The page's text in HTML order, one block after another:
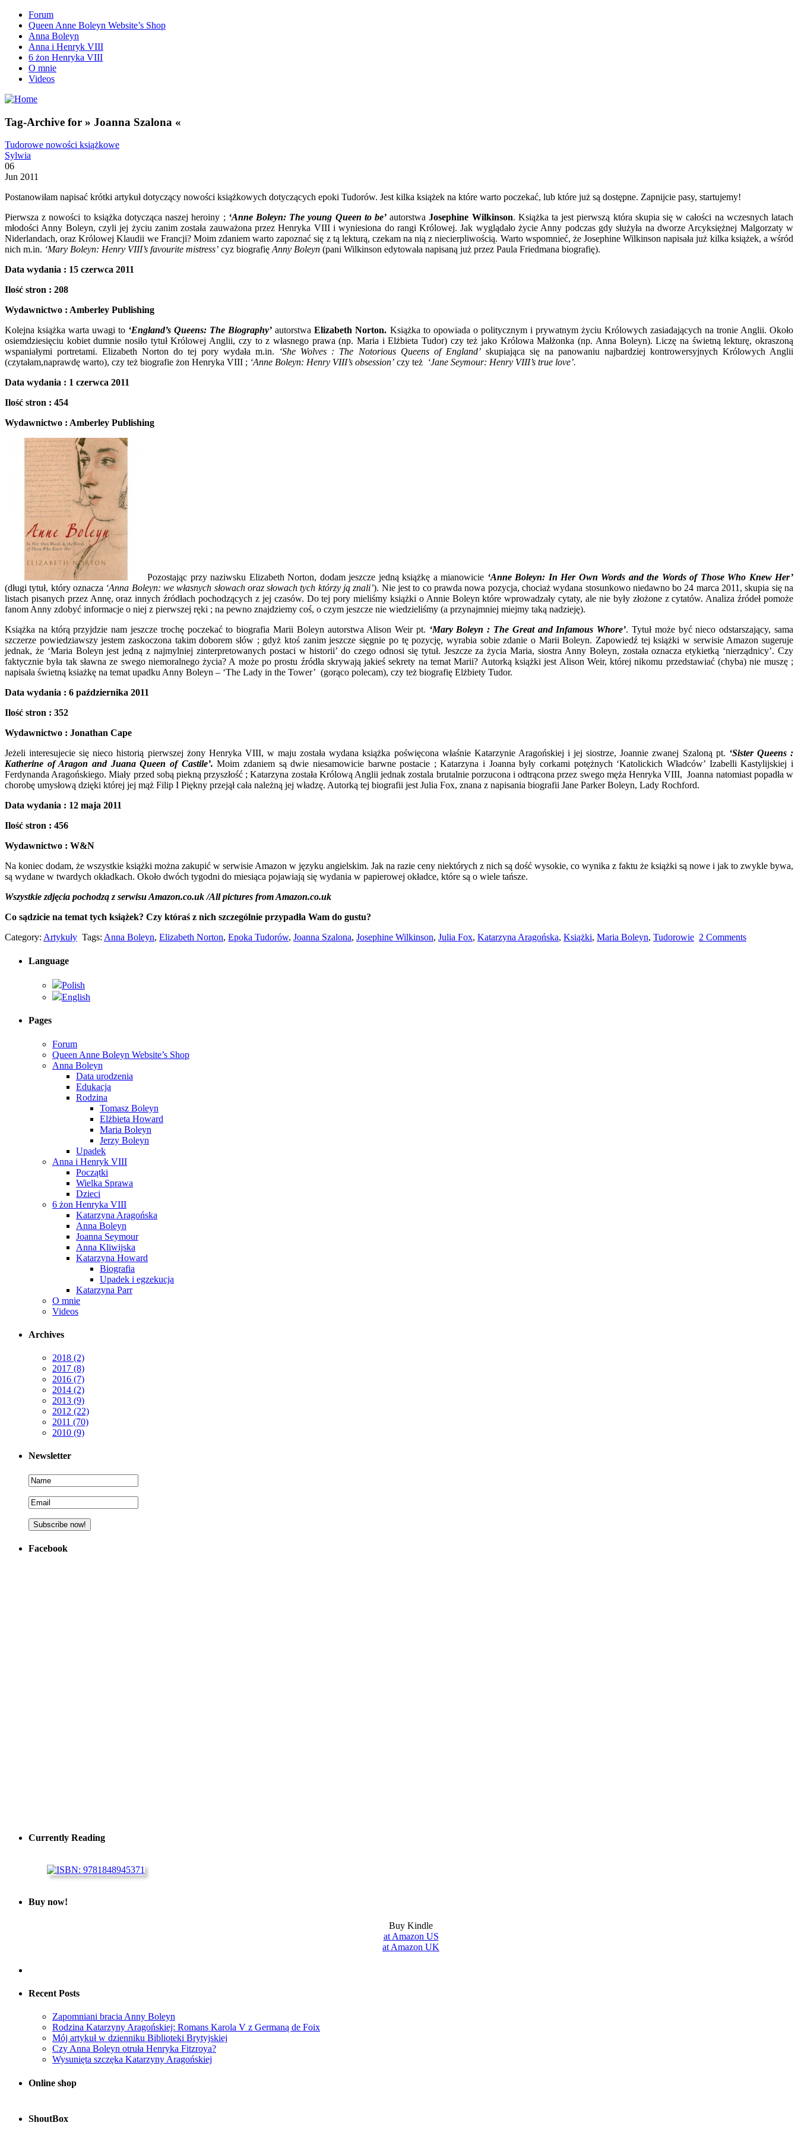
Forum
Queen Anne Boleyn Website’s Shop
Anna Boleyn
Anna i Henryk VIII
6 żon Henryka VIII
O mnie
Videos
Tag-Archive for » Joanna Szalona «
Tudorowe nowości książkowe
Sylwia
06
Jun 2011
Postanowiłam napisać krótki artykuł dotyczący nowości książkowych dotyczących epoki Tudorów. Jest kilka książek na które warto poczekać, lub które już są dostępne. Zapnijcie pasy, startujemy!
Pierwsza z nowości to książka dotycząca naszej heroiny ; ‘Anne Boleyn: The young Queen to be’ autorstwaJosephine Wilkinson. Książka ta jest pierwszą która skupia się w całości na wczesnych latach
młodości Anny Boleyn, czyli jej życiu zanim została zauważona przez Henryka VIII i wyniesiona do rangi Królowej. Jak wyglądało życie Anny podczas gdy służyła na dworze Arcyksiężnej Malgorzaty w
Niderlandach, oraz Królowej Klaudii we Francji? Moim zdaniem warto zapoznać się z tą lekturą, czekam na nią z niecierpliwością. Warto wspomnieć, że Josephine Wilkinson napisała już kilka książek, a wśród
nich m.in. ‘Mary Boleyn: Henry VIII’s favourite mistress’ cyz biografięAnny Boleyn (pani Wilkinson edytowała napisaną już przez Paula Friedmana biografię).
Data wydania : 15 czerwca 2011
Ilość stron : 208
Wydawnictwo : Amberley Publishing
Kolejna książka warta uwagi to ‘England’s Queens: The Biography’ autorstwaElizabeth Norton. Książka to opowiada o politycznym i prywatnym życiu Królowych zasiadających na tronie Anglii. Około
osiemdziesięciu kobiet dumnie nosiło tytuł Królowej Anglii, czy to z własnego prawa (np. Maria i Elżbieta Tudor) czy też jako Królowa Małżonka (np. Anna Boleyn). Liczę na świetną lekturę, okraszoną
wspaniałymi portretami. Elizabeth Norton do tej pory wydała m.in. ‘She Wolves : The Notorious Queens of England’skupiająca się na panowaniu najbardziej kontrowersyjnych Królowych Anglii
(czytałam,naprawdę warto), czy też biografie żon Henryka VIII ; ‘Anne Boleyn: Henry VIII’s obsession’ czy też ‘Jane Seymour: Henry VIII’s true love’.
Data wydania : 1 czerwca 2011
Ilość stron : 454
Wydawnictwo : Amberley Publishing
Pozostając przy naziwsku Elizabeth Norton, dodam jeszcze jedną książkę a mianowicie ‘Anne Boleyn: In Her Own Words and the Words of Those Who Knew Her’
(długi tytuł, który oznacza ‘Anna Boleyn: we własnych słowach oraz słowach tych którzy ją znali’). Nie jest to co prawda nowa pozycja, chociaż wydana stosunkowo niedawno bo 24 marca 2011, skupia się na
listach pisanych przez Annę, oraz innych źródłach pochodzących z jej czasów. Do tej pory mieliśmy książki o Annie Boleyn które wprowadzały cytaty, ale nie były złożone z cytatów. Analiza źródeł pomoże
fanom Anny zdobyć informacje o niej z pierwszej ręki ; na pewno znajdziemy coś, o czym jeszcze nie wiedzieliśmy (a przynajmniej miejmy taką nadzieję).
Książka na którą przyjdzie nam jeszcze trochę poczekać to biografia Marii Boleyn autorstwa Alison Weir pt. ‘Mary Boleyn : The Great and Infamous Whore’. Tytuł może być nieco odstarszający, sama
szczerze powiedziawszy jestem zaskoczona takim doborem słów ; gdyż ktoś zanim jeszcze sięgnie po tę pozycję, wyrabia sobie zdanie o Marii Boleyn. Zapowiedź tej książki w serwisie Amazon sugeruje
jednak, że ‘Maria Boleyn jest jedną z najmylniej zinterpretowanych postaci w historii’ do czego odnosi się tytuł. Jeszcze za życia Maria, siostra Anny Boleyn, została oznacza etykietką ‘nierządnicy’. Czy
faktycznie była tak sławna ze swego niemoralnego życia? A może po prostu źródła skrywają jakieś sekrety na temat Marii? Autorką książki jest Alison Weir, której nikomu przedstawiać (chyba) nie muszę ;
napisała świetną ksiażkę na temat upadku Anny Boleyn – ‘The Lady in the Tower’ (gorąco polecam), czy też biografię Elżbiety Tudor.
Data wydania : 6 października 2011
Ilość stron : 352
Wydawnictwo : Jonathan Cape
Jeżeli interesujecie się nieco historią pierwszej żony Henryka VIII, w maju została wydana książka poświęcona właśnie Katarzynie Aragońskiej i jej siostrze, Joannie zwanej Szaloną pt. ‘Sister Queens :
Katherine of Aragon and Juana Queen of Castile’. Moim zdaniem są dwie niesamowicie barwne postacie ; Katarzyna i Joanna były corkami potężnych ‘Katolickich Władców’ Izabelli Kastylijskiej i
Ferdynanda Aragońskiego. Miały przed sobą piekną przyszłość ; Katarzyna została Królową Anglii jednak zostala brutalnie porzucona i odtrącona przez swego męża Henryka VIII, Joanna natomiast popadła w
chorobę umysłową dzięki której jej mąż Filip I Piękny przejął cała należną jej władzę. Autorką tej biografii jest Julia Fox, znana z napisania biografii Jane Parker Boleyn, Lady Rochford.
Data wydania : 12 maja 2011
Ilość stron : 456
Wydawnictwo : W&N
Na koniec dodam, że wszystkie książki można zakupić w serwisie Amazon w języku angielskim. Jak na razie ceny niektórych z nich są dość wysokie, co wynika z faktu że książki są nowe i jak to zwykle bywa,
są wydane w twardych okładkach. Około dwóch tygodni do miesiąca pojawiają się wydania w papierowej okładce, które są o wiele tańsze.
Wszystkie zdjęcia pochodzą z serwisu Amazon.co.uk /All pictures from Amazon.co.uk
Co sądzicie na temat tych książek? Czy któraś z nich szczególnie przypadła Wam do gustu?
Category: Artykuły Tags: Anna Boleyn, Elizabeth Norton, Epoka Tudorów, Joanna Szalona, Josephine Wilkinson, Julia Fox, Katarzyna Aragońska, Książki, Maria Boleyn, Tudorowie 2 Comments
Language
Polish
English
Pages
Forum
Queen Anne Boleyn Website’s Shop
Anna Boleyn
Data urodzenia
Edukacja
Rodzina
Tomasz Boleyn
Elżbieta Howard
Maria Boleyn
Jerzy Boleyn
Upadek
Anna i Henryk VIII
Początki
Wielka Sprawa
Dzieci
6 żon Henryka VIII
Katarzyna Aragońska
Anna Boleyn
Joanna Seymour
Anna Kliwijska
Katarzyna Howard
Biografia
Upadek i egzekucja
Katarzyna Parr
O mnie
Videos
Archives
2018 (2)
2017 (8)
2016 (7)
2014 (2)
2013 (9)
2012 (22)
2011 (70)
2010 (9)
Newsletter
Facebook
Currently Reading
Buy now!
Buy Kindle
at Amazon US
at Amazon UK
Recent Posts
Zapomniani bracia Anny Boleyn
Rodzina Katarzyny Aragońskiej: Romans Karola V z Germaną de Foix
Mój artykuł w dzienniku Biblioteki Brytyjskiej
Czy Anna Boleyn otruła Henryka Fitzroya?
Wysunięta szczęka Katarzyny Aragońskiej
Online shop
ShoutBox